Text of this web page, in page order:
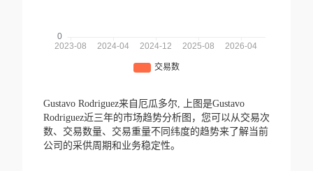
Gustavo Rodriguez来自厄瓜多尔,
上图是Gustavo
Rodriguez近三年的市场趋势分析图，您可以从交易次
数、交易数量、交易重量不同纬度的趋势来了解当前
公司的采供周期和业务稳定性。